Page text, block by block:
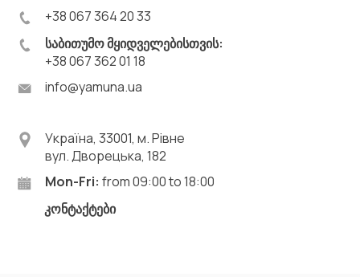
+38 067 364 20 33
საბითუმო მყიდველებისთვის:
+38 067 362 01 18
info@yamuna.ua
Україна, 33001, м. Рівне
вул. Дворецька, 182
Mon-Fri: from 09:00 to 18:00
კონტაქტები